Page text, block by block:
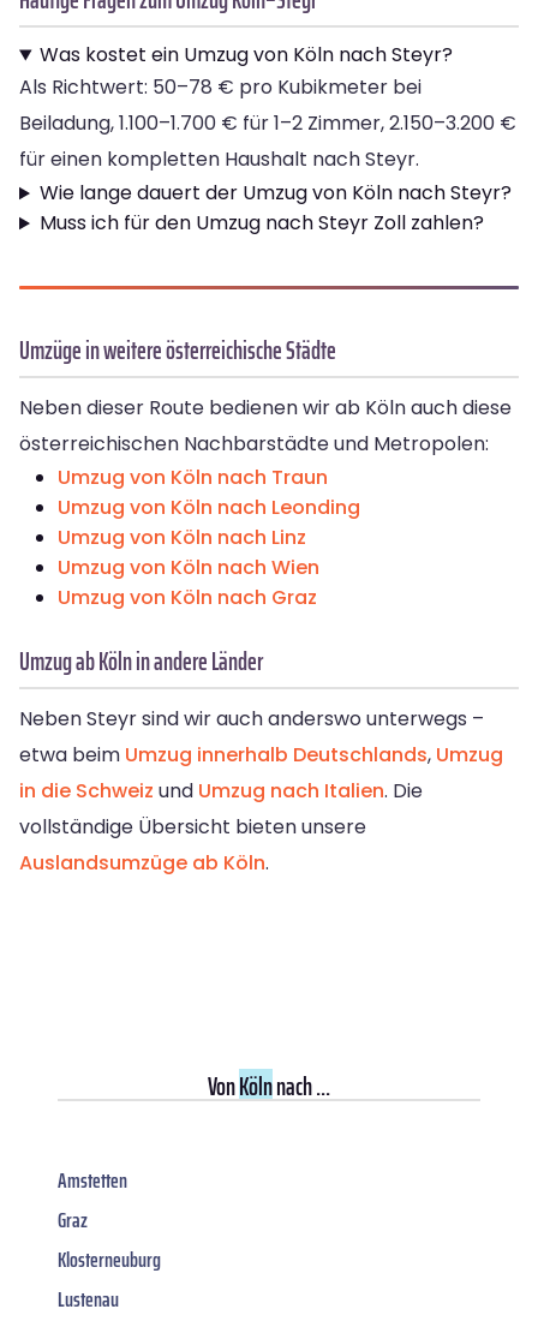
Was kostet ein Umzug von Köln nach Steyr?
Als Richtwert: 50–78 € pro Kubikmeter bei
Beiladung, 1.100–1.700 € für 1–2 Zimmer, 2.150–3.200 €
für einen kompletten Haushalt nach Steyr.
Wie lange dauert der Umzug von Köln nach Steyr?
Muss ich für den Umzug nach Steyr Zoll zahlen?
Umzüge in weitere österreichische Städte
Neben dieser Route bedienen wir ab Köln auch diese
österreichischen Nachbarstädte und Metropolen:
Umzug von Köln nach Traun
Umzug von Köln nach Leonding
Umzug von Köln nach Linz
Umzug von Köln nach Wien
Umzug von Köln nach Graz
Umzug ab Köln in andere Länder
Neben Steyr sind wir auch anderswo unterwegs –
etwa beim Umzug innerhalb Deutschlands, Umzug
in die Schweiz und Umzug nach Italien. Die
vollständige Übersicht bieten unsere
Auslandsumzüge ab Köln.
VonKölnnach ...
Amstetten
Graz
Klosterneuburg
Lustenau